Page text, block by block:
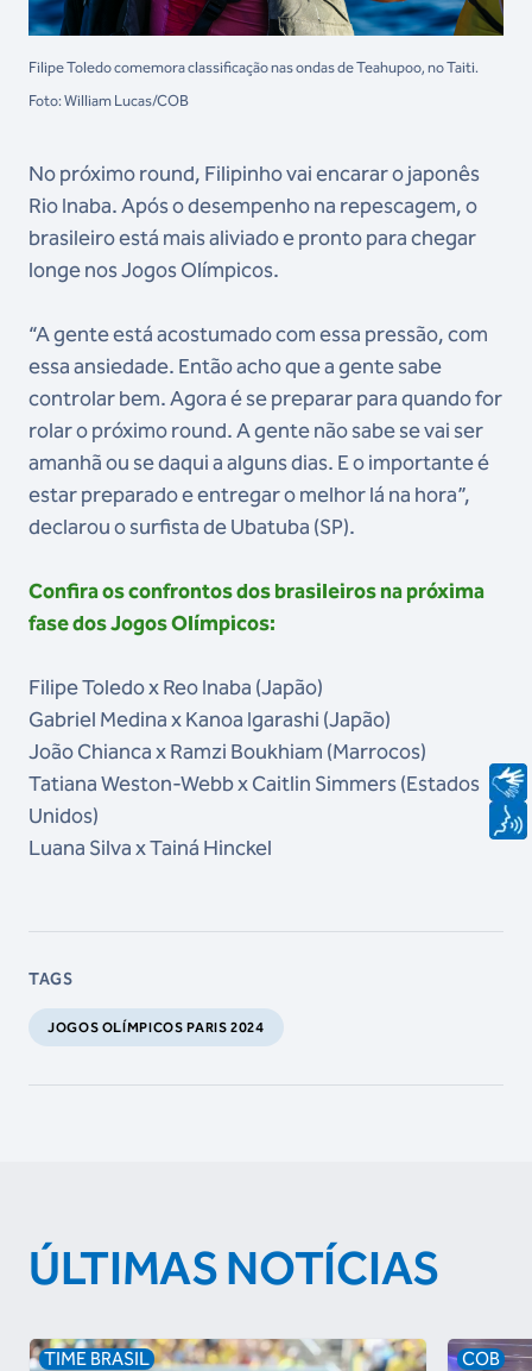
Filipe Toledo comemora classificação nas ondas de Teahupoo, no Taiti.
Foto: William Lucas/COB
No próximo round, Filipinho vai encarar o japonês
Rio Inaba. Após o desempenho na repescagem, o
brasileiro está mais aliviado e pronto para chegar
longe nos Jogos Olímpicos.
“A gente está acostumado com essa pressão, com
essa ansiedade. Então acho que a gente sabe
controlar bem. Agora é se preparar para quando for
rolar o próximo round. A gente não sabe se vai ser
amanhã ou se daqui a alguns dias. E o importante é
estar preparado e entregar o melhor lá na hora”,
declarou o surfista de Ubatuba (SP).
Confira os confrontos dos brasileiros na próxima
fase dos Jogos Olímpicos:
Filipe Toledo x Reo Inaba (Japão)
Gabriel Medina x Kanoa Igarashi (Japão)
João Chianca x Ramzi Boukhiam (Marrocos)
Tatiana Weston-Webb x Caitlin Simmers (Estados
Unidos)
Luana Silva x Tainá Hinckel
TAGS
JOGOS OLÍMPICOS PARIS 2024
ÚLTIMAS NOTÍCIAS
TIME BRASIL COB